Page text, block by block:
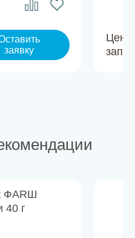
заявку
Цена